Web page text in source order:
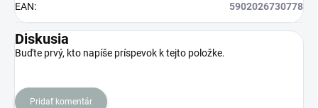
EAN: 5902026730778
Diskusia
Buďte prvý, kto napíše príspevok k tejto položke.
Pridať komentár